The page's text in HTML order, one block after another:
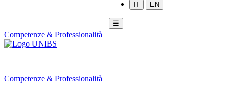
IT EN
☰
Competenze & Professionalità
|
Competenze & Professionalità